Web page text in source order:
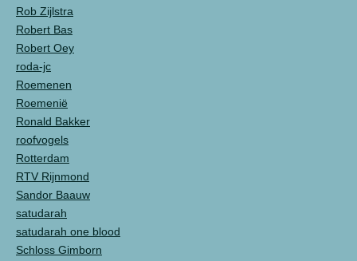
Rob Zijlstra
Robert Bas
Robert Oey
roda-jc
Roemenen
Roemenië
Ronald Bakker
roofvogels
Rotterdam
RTV Rijnmond
Sandor Baauw
satudarah
satudarah one blood
Schloss Gimborn